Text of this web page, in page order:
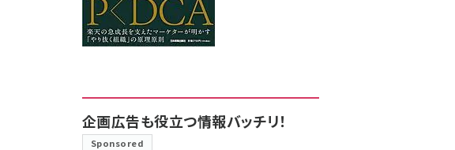
企画広告も役立つ情報バッチリ！
Sponsored